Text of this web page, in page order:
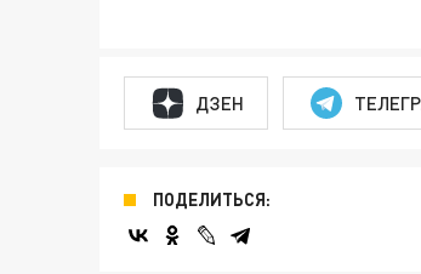
ДЗЕН
ПОДЕЛИТЬСЯ: